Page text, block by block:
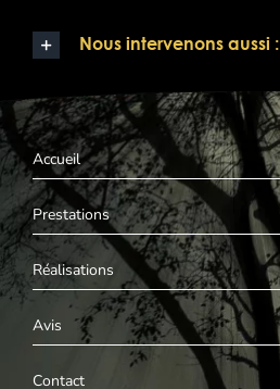
Nous intervenons aussi :
Accueil
Prestations
Réalisations
Avis
Contact